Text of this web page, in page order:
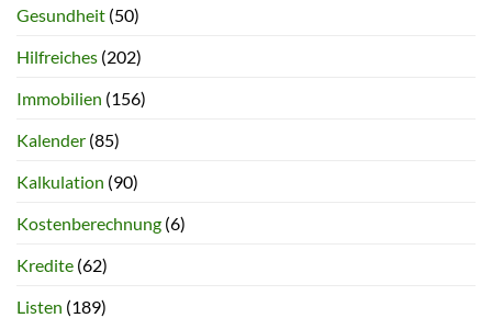
Gesundheit (50)
Hilfreiches (202)
Immobilien (156)
Kalender (85)
Kalkulation (90)
Kostenberechnung (6)
Kredite (62)
Listen (189)